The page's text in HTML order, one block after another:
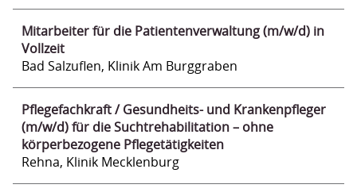
Mitarbeiter für die Patientenverwaltung (m/w/d) in
Vollzeit
Bad Salzuflen, Klinik Am Burggraben
Pflegefachkraft / Gesundheits- und Krankenpfleger
(m/w/d) für die Suchtrehabilitation – ohne
körperbezogene Pflegetätigkeiten
Rehna, Klinik Mecklenburg